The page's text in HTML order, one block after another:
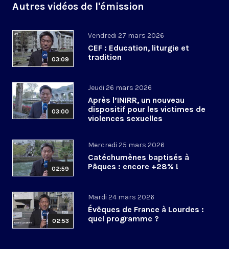
Autres vidéos de l'émission
03:09
Vendredi 27 mars 2026
CEF : Education, liturgie et
tradition
03:00
Jeudi 26 mars 2026
Après l’INIRR, un nouveau
dispositif pour les victimes de
violences sexuelles
02:59
Mercredi 25 mars 2026
Catéchumènes baptisés à
Pâques : encore +28% !
02:53
Mardi 24 mars 2026
Évêques de France à Lourdes :
quel programme ?